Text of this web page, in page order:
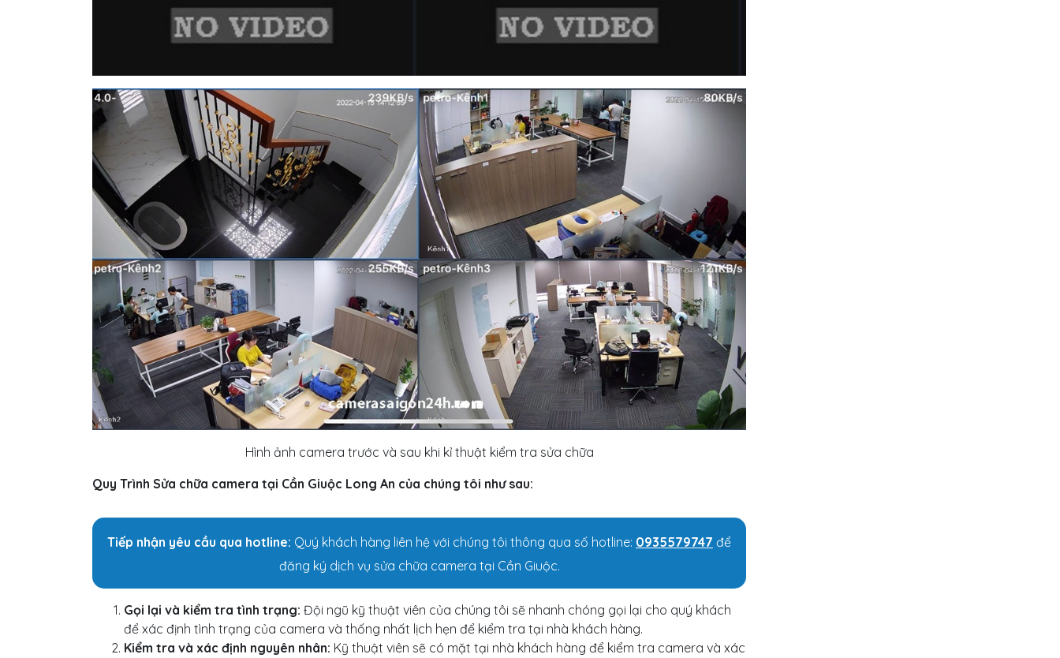
Hình ảnh camera trước và sau khi kỉ thuật kiểm tra sửa chữa
Quy Trình Sửa chữa camera tại Cần Giuộc Long An của chúng tôi như sau:
Tiếp nhận yêu cầu qua hotline: Quý khách hàng liên hệ với chúng tôi thông qua số hotline: 0935579747 để
đăng ký dịch vụ sửa chữa camera tại Cần Giuộc.
Gọi lại và kiểm tra tình trạng: Đội ngũ kỹ thuật viên của chúng tôi sẽ nhanh chóng gọi lại cho quý khách
để xác định tình trạng của camera và thống nhất lịch hẹn để kiểm tra tại nhà khách hàng.
Kiểm tra và xác định nguyên nhân: Kỹ thuật viên sẽ có mặt tại nhà khách hàng để kiểm tra camera và xác